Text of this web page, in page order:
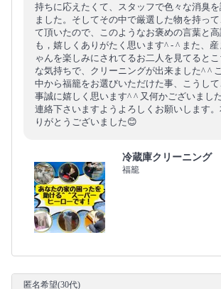
持ちに応えたくて、スタッフで色々な消臭を
ました。そしてその中で厳選した物を持っ
て頂いたので、このようなお褒めの言葉と
も，嬉しくありがたく思います^ - ^ また、
ゃんを楽しみにされてるお二人を見てると
な気持ちで、クリーニングが出来ました^ ^
中から福籠をお選びいただけた事、こうし
事誠に嬉しく思います^ ^ 又何かございまし
連絡下さいますようよろしくお願いします
りがとうございました😊
冷蔵庫クリーニング
福籠
匿名希望(30代)